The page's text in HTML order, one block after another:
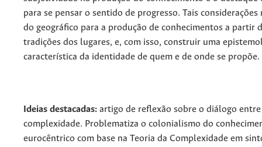
para se pensar o sentido de progresso. Tais
do geográfico para a produção de conhecimentos a partir
tradições dos lugares, e, com isso, construir uma
característica da identidade de quem e de onde se propõe.
Ideias destacadas: artigo de reflexão sobre o diálogo entre
complexidade. Problematiza o colonialismo do
eurocêntrico com base na Teoria da Complexidade em